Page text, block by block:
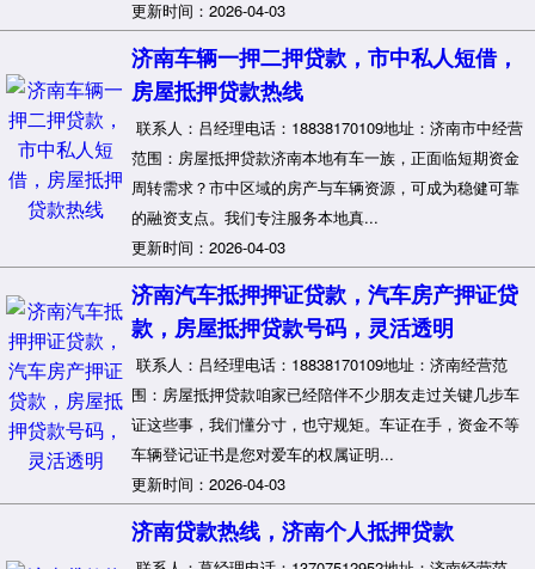
更新时间：2026-04-03
济南车辆一押二押贷款，市中私人短借，
房屋抵押贷款热线
联系人：吕经理电话：18838170109地址：济南市中经营
范围：房屋抵押贷款济南本地有车一族，正面临短期资金
周转需求？市中区域的房产与车辆资源，可成为稳健可靠
的融资支点。我们专注服务本地真...
更新时间：2026-04-03
济南汽车抵押押证贷款，汽车房产押证贷
款，房屋抵押贷款号码，灵活透明
联系人：吕经理电话：18838170109地址：济南经营范
围：房屋抵押贷款咱家已经陪伴不少朋友走过关键几步车
证这些事，我们懂分寸，也守规矩。车证在手，资金不等
车辆登记证书是您对爱车的权属证明...
更新时间：2026-04-03
济南贷款热线，济南个人抵押贷款